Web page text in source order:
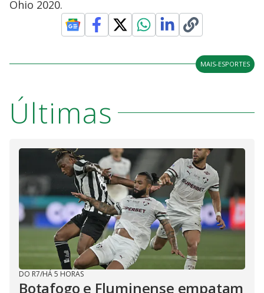
Ohio 2020.
MAIS-ESPORTES
Últimas
DO R7/HÁ 5 HORAS
Botafogo e Fluminense empatam